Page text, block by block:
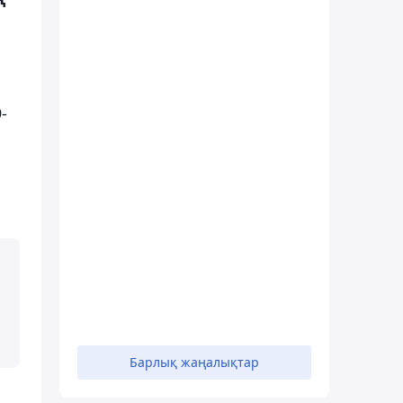
Барлық жаңалықтар